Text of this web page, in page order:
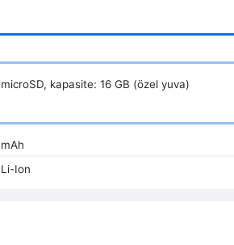
microSD, kapasite: 16 GB (özel yuva)
mAh
Li-Ion